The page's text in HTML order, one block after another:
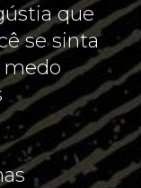
que
se sinta
medo